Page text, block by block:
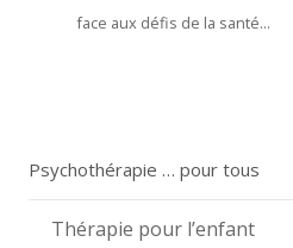
face aux défis de la santé...
Psychothérapie … pour tous
Thérapie pour l’enfant